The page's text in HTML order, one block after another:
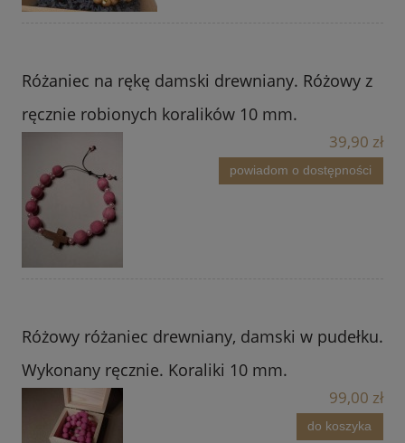
Różaniec na rękę damski drewniany. Różowy z
ręcznie robionych koralików 10 mm.
39,90 zł
powiadom o dostępności
Różowy różaniec drewniany, damski w pudełku.
Wykonany ręcznie. Koraliki 10 mm.
99,00 zł
do koszyka